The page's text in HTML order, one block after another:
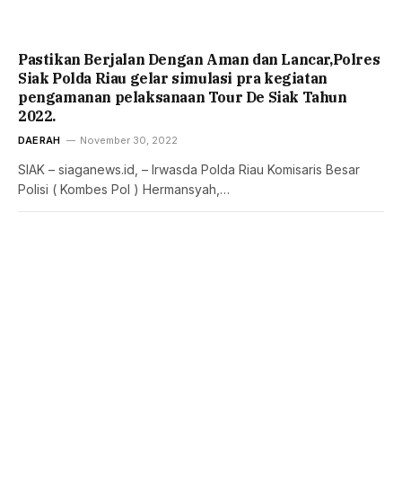
Pastikan Berjalan Dengan Aman dan Lancar,Polres
Siak Polda Riau gelar simulasi pra kegiatan
pengamanan pelaksanaan Tour De Siak Tahun
2022.
DAERAH November 30, 2022
SIAK – siaganews.id, – Irwasda Polda Riau Komisaris Besar
Polisi ( Kombes Pol ) Hermansyah,…